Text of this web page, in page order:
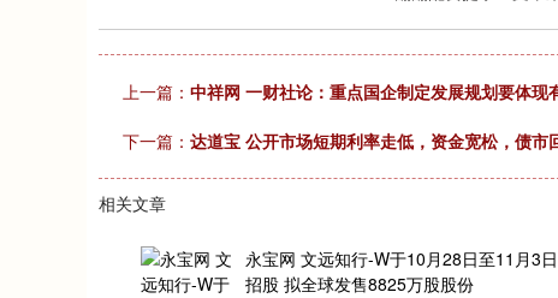
上一篇： 中祥网 一财社论：重点国企制定发展规划要体现
下一篇： 达道宝 公开市场短期利率走低，资金宽松，债市
相关文章
永宝网 文远知行-W于10月28日至11月3日
招股 拟全球发售8825万股股份